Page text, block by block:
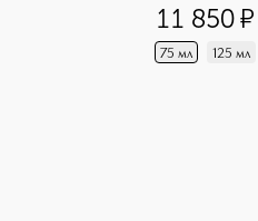
11 850¤
75 мл 125 мл